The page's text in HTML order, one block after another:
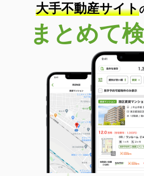
大手不動産サイト
まとめて